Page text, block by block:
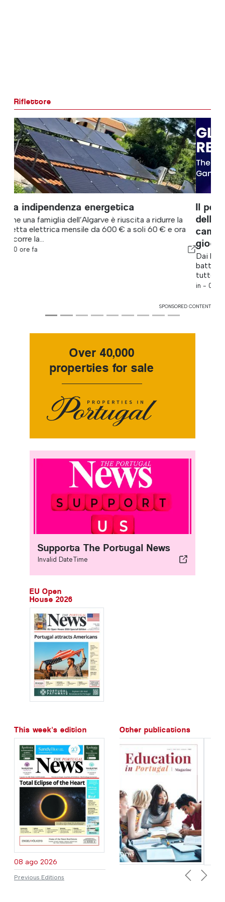
Riflettore
Il percorso tematico “Normative globali”
dell’SBC Summit affronta i principali
cambiamenti normativi nel settore del
gioco d’azzardo
Dai lanci sul mercato alle revisioni normative, fino alle
battaglie politiche, i mercati del gioco d’azzardo di
SPONSORED CONTENT
Over 40,000
properties for sale
Supporta The Portugal News
Invalid DateTime
EU Open
House 2026
This week's edition
08 ago 2026
Previous Editions
Other publications
Previous
Next